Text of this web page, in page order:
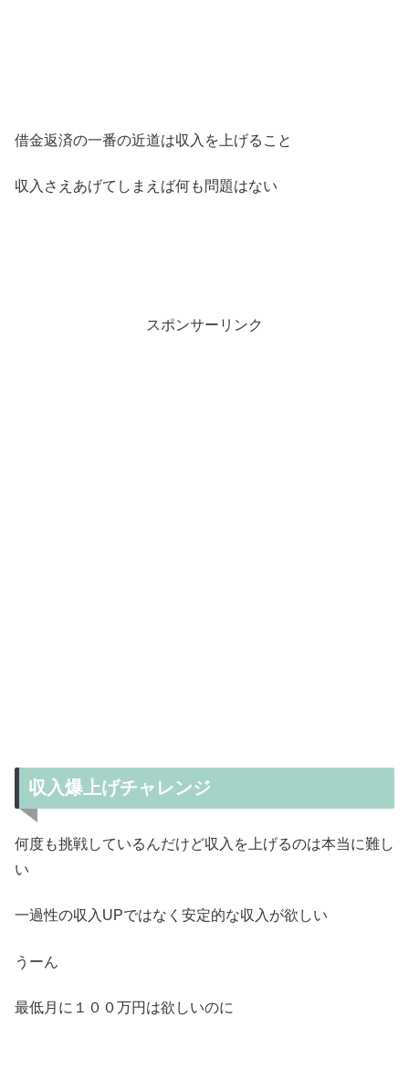
借金返済の一番の近道は収入を上げること
収入さえあげてしまえば何も問題はない
スポンサーリンク
収入爆上げチャレンジ
何度も挑戦しているんだけど収入を上げるのは本当に難し
い
一過性の収入UPではなく安定的な収入が欲しい
うーん
最低月に１００万円は欲しいのに